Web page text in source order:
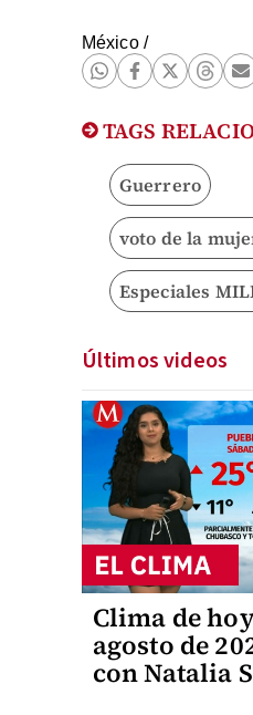
México/
TAGS
Guerrero
voto de la
Especiales
Últimos videos
Clima de
agosto de
con Natalia